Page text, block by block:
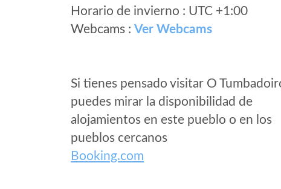
Horario de invierno : UTC +1:00
Webcams : Ver Webcams
Si tienes pensado visitar O
puedes mirar la disponibilidad de
alojamientos en este pueblo o en los
pueblos cercanos
Booking.com